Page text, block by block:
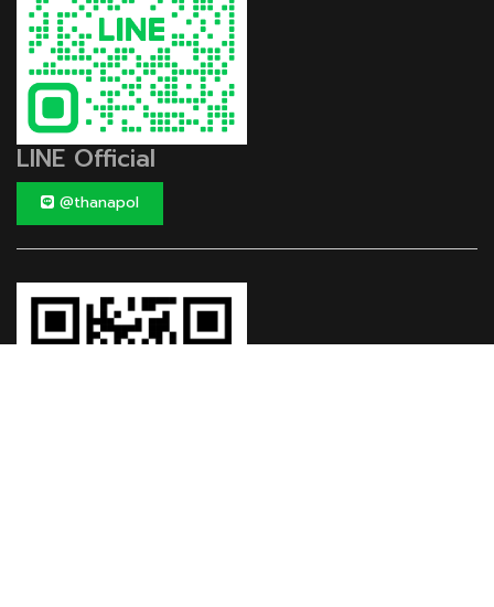
LINE Official
@thanapol